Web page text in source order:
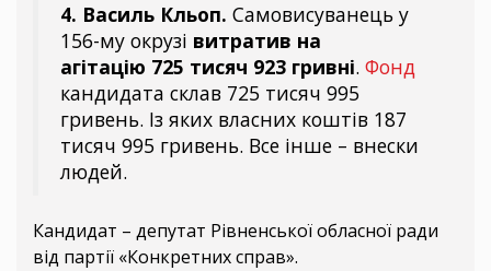
4. Василь Кльоп. Самовисуванець у
156-му окрузі витратив на
агітацію 725 тисяч 923 гривні. Фонд
кандидата склав 725 тисяч 995
гривень. Із яких власних коштів 187
тисяч 995 гривень. Все інше – внески
людей.
Кандидат – депутат Рівненської обласної ради
від партії «Конкретних справ».